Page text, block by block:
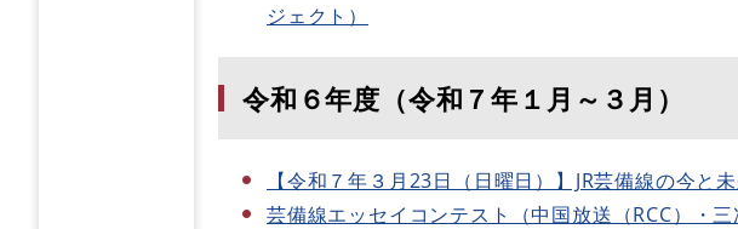
ジェクト）
令和６年度（令和７年１月～３月）
【令和７年３月23日（日曜日）】JR芸備線の今と
芸備線エッセイコンテスト（中国放送（RCC）・三